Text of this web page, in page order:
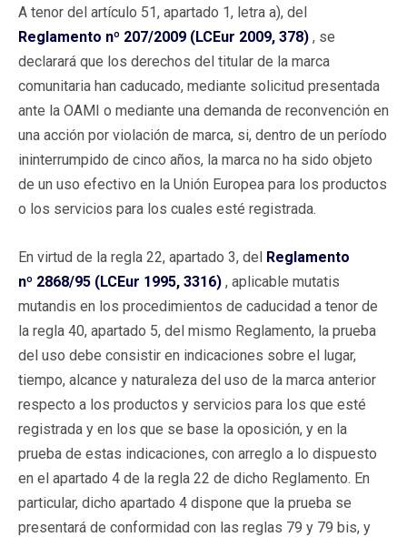
A tenor del artículo 51, apartado 1, letra a), del
Reglamento nº 207/2009 (LCEur 2009, 378) , se
declarará que los derechos del titular de la marca
comunitaria han caducado, mediante solicitud presentada
ante la OAMI o mediante una demanda de reconvención en
una acción por violación de marca, si, dentro de un período
ininterrumpido de cinco años, la marca no ha sido objeto
de un uso efectivo en la Unión Europea para los productos
o los servicios para los cuales esté registrada.
En virtud de la regla 22, apartado 3, del Reglamento
nº 2868/95 (LCEur 1995, 3316) , aplicable mutatis
mutandis en los procedimientos de caducidad a tenor de
la regla 40, apartado 5, del mismo Reglamento, la prueba
del uso debe consistir en indicaciones sobre el lugar,
tiempo, alcance y naturaleza del uso de la marca anterior
respecto a los productos y servicios para los que esté
registrada y en los que se base la oposición, y en la
prueba de estas indicaciones, con arreglo a lo dispuesto
en el apartado 4 de la regla 22 de dicho Reglamento. En
particular, dicho apartado 4 dispone que la prueba se
presentará de conformidad con las reglas 79 y 79 bis, y